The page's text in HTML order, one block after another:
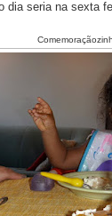
dia seria na sexta